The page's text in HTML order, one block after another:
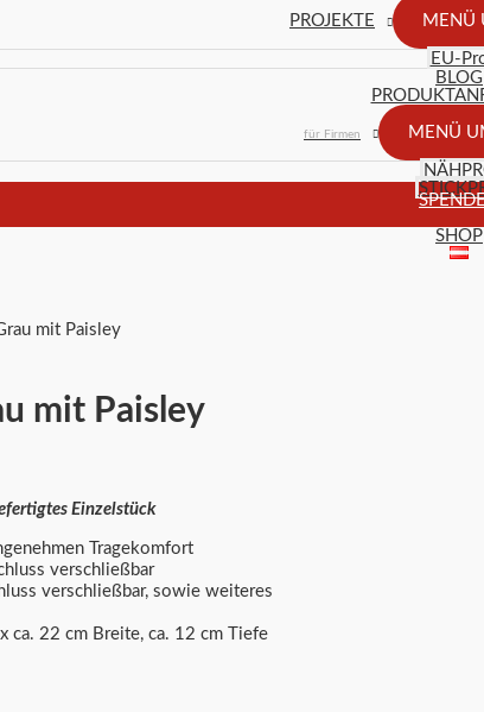
PROJEKTE MENÜ
EU-
BLOG
für Firmen MENÜ
SHOP
mit Paisley
mit Paisley
Einzelstück
Tragekomfort
verschließbar
verschließbar, sowie weiteres
ca. 22 cm Breite, ca. 12 cm Tiefe